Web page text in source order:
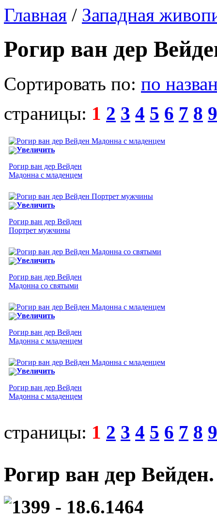
Главная / Западная
Рогир ван дер
Сортировать по: по
страницы: 1 2 3 4 5 6 7 8 9
Увеличить
Рогир ван дер Вейден
Мадонна с младенцем
Увеличить
Рогир ван дер Вейден
Портрет мужчины
Увеличить
Рогир ван дер Вейден
Мадонна со святыми
Увеличить
Рогир ван дер Вейден
Мадонна с младенцем
Увеличить
Рогир ван дер Вейден
Мадонна с младенцем
страницы: 1 2 3 4 5 6 7 8 9
Рогир ван дер
1399 - 18.6.1464